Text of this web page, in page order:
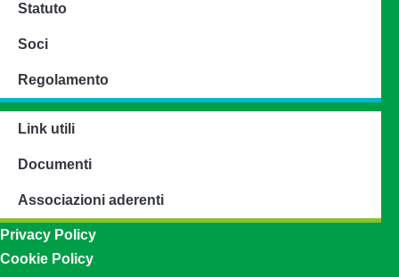
Statuto
Soci
Regolamento
Link utili
Documenti
Associazioni aderenti
Privacy Policy
Cookie Policy